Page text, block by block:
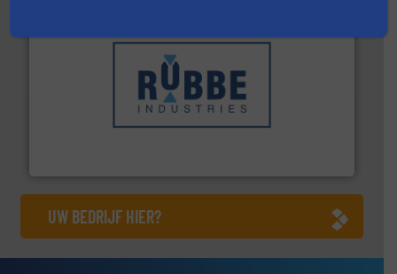
weeg-, verpakking- en transportprocessen die klanten
in verschillende sectoren hebben geholpen.
UW BEDRIJF HIER?